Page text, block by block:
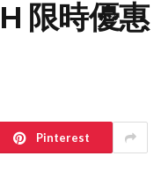
限時優惠
Pinterest